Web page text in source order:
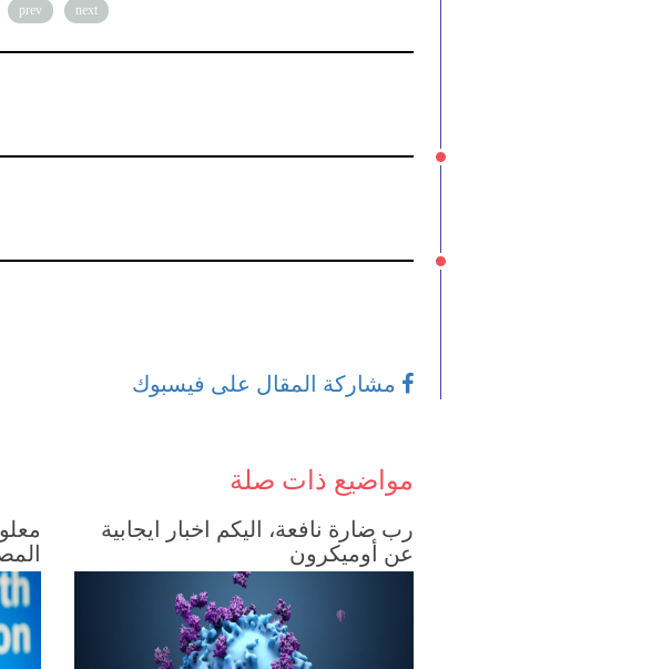
prev next
مشاركة المقال على فيسبوك
مواضيع ذات صلة
رب ضارة نافعة، اليكم اخبار ايجابية
عن أوميكرون